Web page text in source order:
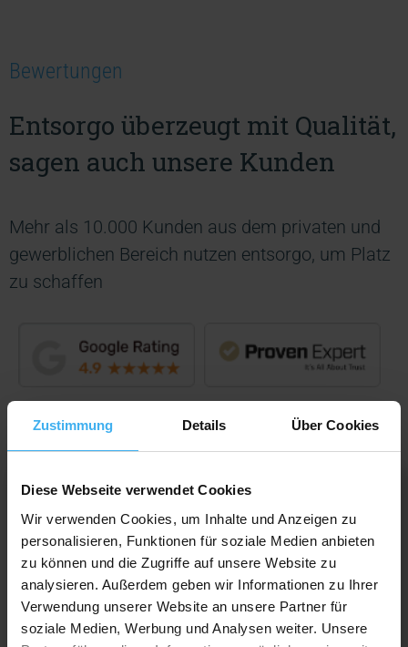
Zustimmung Details Über Cookies
Diese Webseite verwendet Cookies
Wir verwenden Cookies, um Inhalte und Anzeigen zu
personalisieren, Funktionen für soziale Medien anbieten
zu können und die Zugriffe auf unsere Website zu
analysieren. Außerdem geben wir Informationen zu Ihrer
Verwendung unserer Website an unsere Partner für
soziale Medien, Werbung und Analysen weiter. Unsere
Bewertungen
Entsorgo überzeugt mit Qualität,
sagen auch unsere Kunden
Mehr als 10.000 Kunden aus dem privaten und
gewerblichen Bereich nutzen entsorgo, um Platz
zu schaffen
„Hat alles super geklappt! Termin war sehr
Dieter Schumann